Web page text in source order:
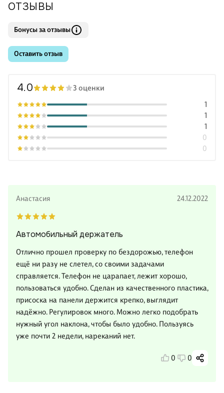
ОТЗЫВЫ
Бонусы за отзывы
Оставить отзыв
4.0 3 оценки
0
0
1
1
1
Анастасия 24.12.2022
Автомобильный держатель
Отлично прошел проверку по бездорожью, телефон
ещё ни разу не слетел, со своими задачами
справляется. Телефон не царапает, лежит хорошо,
пользоваться удобно. Сделан из качественного пластика,
присоска на панели держится крепко, выглядит
надёжно. Регулировок много. Можно легко подобрать
нужный угол наклона, чтобы было удобно. Пользуясь
уже почти 2 недели, нареканий нет.
0 0